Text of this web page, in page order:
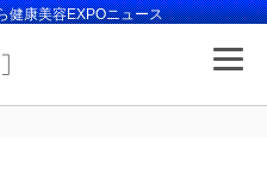
健康美容EXPOニュース